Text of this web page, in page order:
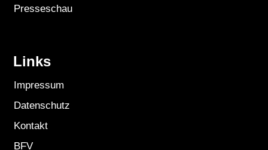
Presseschau
Links
Impressum
Datenschutz
Kontakt
BFV